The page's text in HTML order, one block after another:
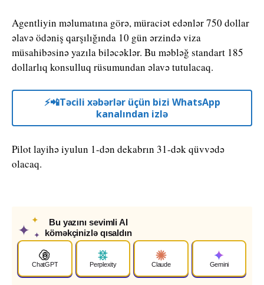
Agentliyin məlumatına görə, müraciət edənlər 750 dollar
əlavə ödəniş qarşılığında 10 gün ərzində viza
müsahibəsinə yazıla biləcəklər. Bu məbləğ standart 185
dollarlıq konsulluq rüsumundan əlavə tutulacaq.
⚡️📲Təcili xəbərlər üçün bizi WhatsApp
kanalından izlə
Pilot layihə iyulun 1-dən dekabrın 31-dək qüvvədə
olacaq.
✦
✦
✦
Bu yazını sevimli AI
köməkçinizlə qısaldın
ChatGPT Perplexity Claude Gemini